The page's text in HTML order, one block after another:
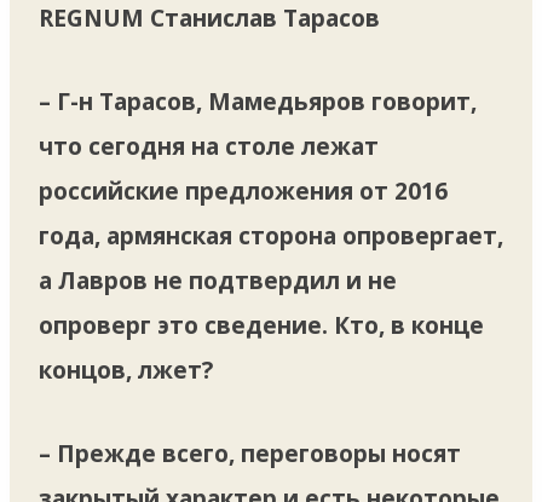
REGNUM Станислав Тарасов
– Г-н Тарасов, Мамедьяров говорит,
что сегодня на столе лежат
российские предложения от 2016
года, армянская сторона опровергает,
а Лавров не подтвердил и не
опроверг это сведение. Кто, в конце
концов, лжет?
– Прежде всего, переговоры носят